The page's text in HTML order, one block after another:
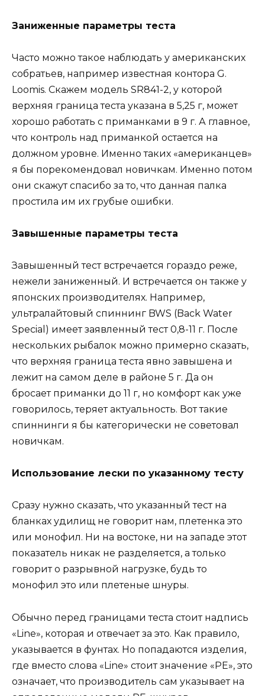
Заниженные параметры теста
Часто можно такое наблюдать у американских
собратьев, например известная контора G.
Loomis. Скажем модель SR841-2, у которой
верхняя граница теста указана в 5,25 г, может
хорошо работать с приманками в 9 г. А главное,
что контроль над приманкой остается на
должном уровне. Именно таких «американцев»
я бы порекомендовал новичкам. Именно потом
они скажут спасибо за то, что данная палка
простила им их грубые ошибки.
Завышенные параметры теста
Завышенный тест встречается гораздо реже,
нежели заниженный. И встречается он также у
японских производителях. Например,
ультралайтовый спиннинг BWS (Back Water
Special) имеет заявленный тест 0,8-11 г. После
нескольких рыбалок можно примерно сказать,
что верхняя граница теста явно завышена и
лежит на самом деле в районе 5 г. Да он
бросает приманки до 11 г, но комфорт как уже
говорилось, теряет актуальность. Вот такие
спиннинги я бы категорически не советовал
новичкам.
Использование лески по указанному тесту
Сразу нужно сказать, что указанный тест на
бланках удилищ не говорит нам, плетенка это
или монофил. Ни на востоке, ни на западе этот
показатель никак не разделяется, а только
говорит о разрывной нагрузке, будь то
монофил это или плетеные шнуры.
Обычно перед границами теста стоит надпись
«Line», которая и отвечает за это. Как правило,
указывается в фунтах. Но попадаются изделия,
где вместо слова «Line» стоит значение «PE», это
означает, что производитель сам указывает на